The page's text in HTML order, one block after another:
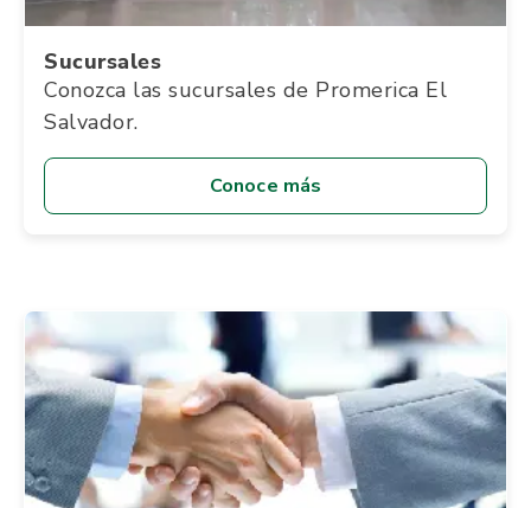
Sucursales
Conozca las sucursales de Promerica El
Salvador.
Conoce más